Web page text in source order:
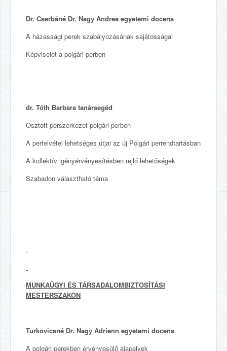
Dr. Cserbáné Dr. Nagy Andrea egyetemi docens
A házassági perek szabályozásának sajátosságai
Képviselet a polgári perben
dr. Tóth Barbara tanársegéd
Osztott perszerkezet polgári perben
A perfelvétel lehetséges útjai az új Polgári perrendtartásban
A kollektív igényérvényesítésben rejlő lehetőségek
Szabadon választható téma
MUNKAÜGYI ÉS TÁRSADALOMBIZTOSÍTÁSI
MESTERSZAKON
Turkovicsné Dr. Nagy Adrienn egyetemi docens
A polgári perekben érvényesülő alapelvek